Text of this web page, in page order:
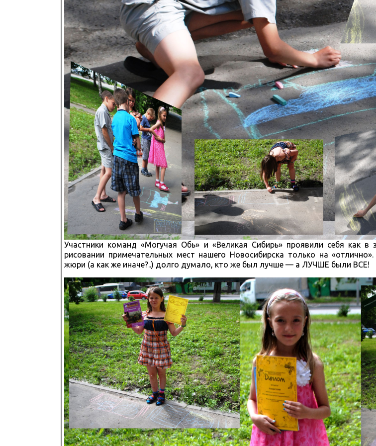
Участники команд «Могучая Обь» и «Великая Сибирь» проявили себя как в
рисовании примечательных мест нашего Новосибирска только на
жюри (а как же иначе?..) долго думало, кто же был лучше — а ЛУЧШЕ были ВСЕ!